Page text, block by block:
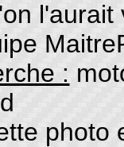
l'aurait
:
photo